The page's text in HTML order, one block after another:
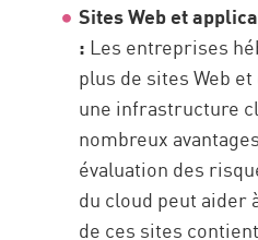
Sites Web et
: Les entreprises
plus de sites Web
une infrastructure
nombreux
évaluation des
du cloud peut aider
de ces sites